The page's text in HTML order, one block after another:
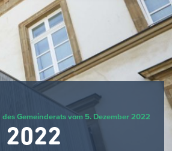
Gemeinderats vom 5. Dezember 2022